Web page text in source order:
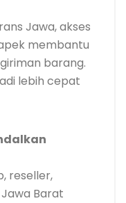
Jawa, akses
membantu
barang.
lebih cepat
reseller,
Barat